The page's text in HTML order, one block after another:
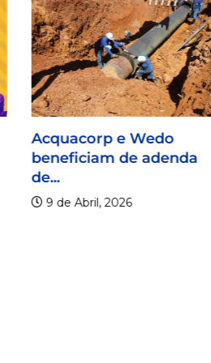
Acquacorp e Wedo
beneficiam de adenda
de...
9 de Abril, 2026